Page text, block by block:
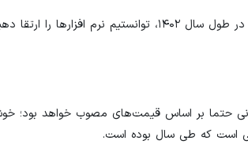
حتما بر اساس قیمت‌های مصوب خواهد بود؛
است که طی سال بوده است.